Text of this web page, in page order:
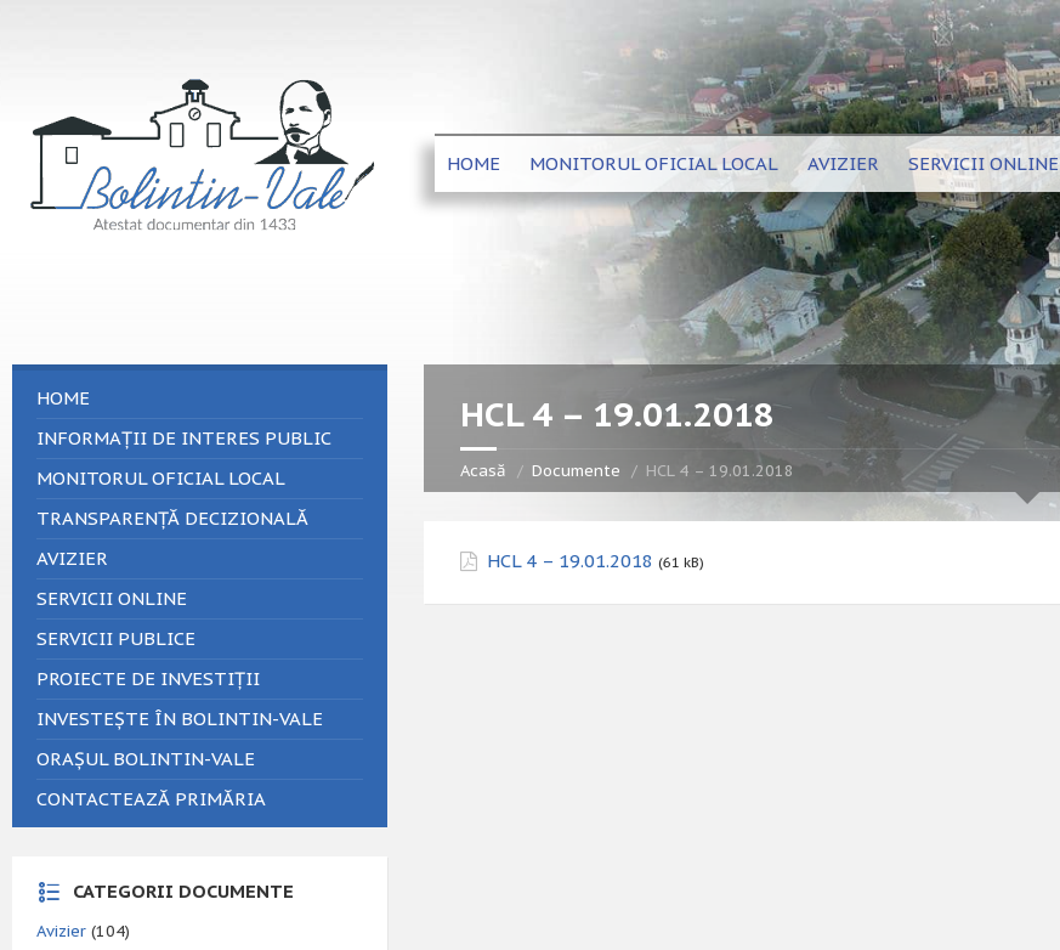
HOME MONITORUL OFICIAL LOCAL AVIZIER SERVICII ONLINE
HCL 4 – 19.01.2018
Acasă Documente HCL 4 – 19.01.2018
HCL 4 – 19.01.2018 (61 kB)
HOME
INFORMAȚII DE INTERES PUBLIC
MONITORUL OFICIAL LOCAL
TRANSPARENȚĂ DECIZIONALĂ
AVIZIER
SERVICII ONLINE
SERVICII PUBLICE
PROIECTE DE INVESTIȚII
INVESTEȘTE ÎN BOLINTIN-VALE
ORAȘUL BOLINTIN-VALE
CONTACTEAZĂ PRIMĂRIA
CATEGORII DOCUMENTE
Avizier (104)